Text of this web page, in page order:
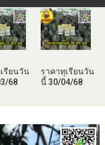
รียนวัน
68
ราคาทุเรียนวัน
นี้ 30/04/68